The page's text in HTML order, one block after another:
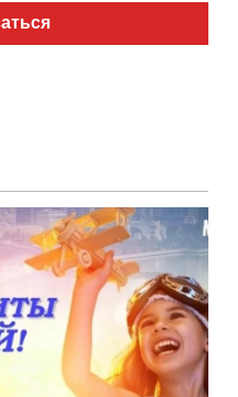
мгновенные обновления